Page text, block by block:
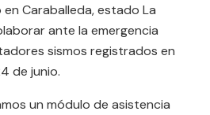
Caraballeda, estado La
ante la emergencia
sismos registrados en
de junio.
un módulo de asistencia